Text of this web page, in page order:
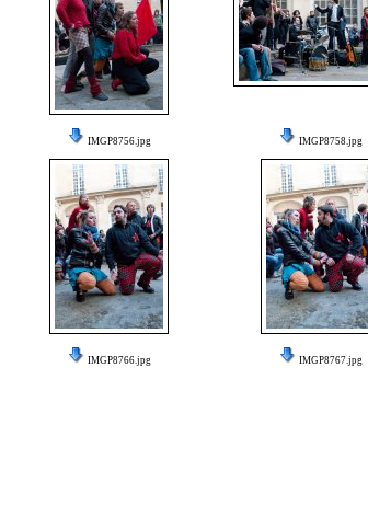
IMGP8756.jpg IMGP8758.jpg
IMGP8766.jpg IMGP8767.jpg